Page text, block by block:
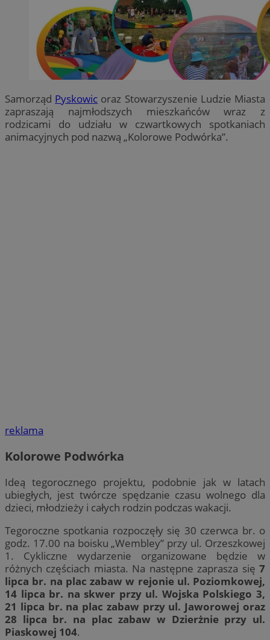
Samorząd Pyskowic oraz Stowarzyszenie Ludzie Miasta
zapraszają najmłodszych mieszkańców wraz z
rodzicami do udziału w czwartkowych spotkaniach
animacyjnych pod nazwą „Kolorowe Podwórka”.
reklama
Kolorowe Podwórka
Ideą tegorocznego projektu, podobnie jak w latach
ubiegłych, jest twórcze spędzanie czasu wolnego dla
dzieci, młodzieży i całych rodzin podczas wakacji.
Tegoroczne spotkania rozpoczęły się 30 czerwca br. o
godz. 17.00 na boisku „Wembley” przy ul. Orzeszkowej
1. Cykliczne wydarzenie organizowane będzie w
różnych częściach miasta. Na następne zaprasza się 7
lipca br. na plac zabaw w rejonie ul. Poziomkowej,
14 lipca br. na skwer przy ul. Wojska Polskiego 3,
21 lipca br. na plac zabaw przy ul. Jaworowej oraz
28 lipca br. na plac zabaw w Dzierżnie przy ul.
Piaskowej 104.